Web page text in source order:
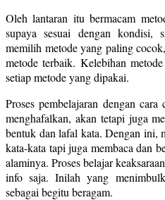
Oleh lantaran itu bermacam
supaya sesuai dengan kondisi,
memilih metode yang paling
metode terbaik. Kelebihan
setiap metode yang dipakai.
Proses pembelajaran dengan
menghafalkan, akan tetapi juga
bentuk dan lafal kata. Dengan ini,
kata-kata tapi juga membaca dan
alaminya. Proses belajar
info saja. Inilah yang
sebagai begitu beragam.